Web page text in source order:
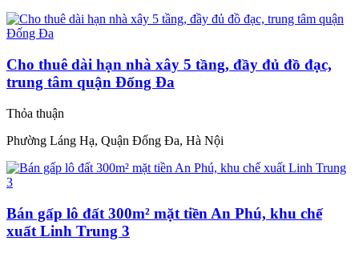
Cho thuê dài hạn nhà xây 5 tầng, đầy đủ đồ đạc,
trung tâm quận Đống Đa
Thỏa thuận
Phường Láng Hạ, Quận Đống Đa, Hà Nội
Bán gấp lô đất 300m² mặt tiền An Phú, khu chế
xuất Linh Trung 3